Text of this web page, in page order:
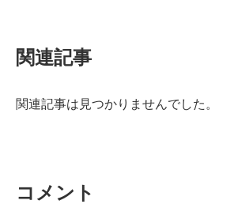
関連記事
関連記事は見つかりませんでした。
コメント